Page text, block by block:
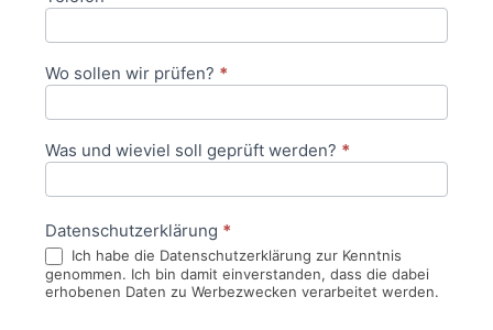
Wo sollen wir prüfen? *
Was und wieviel soll geprüft werden? *
Datenschutzerklärung *
Ich habe die Datenschutzerklärung zur Kenntnis
genommen. Ich bin damit einverstanden, dass die dabei
erhobenen Daten zu Werbezwecken verarbeitet werden.